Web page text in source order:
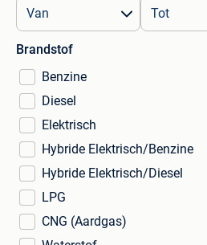
Brandstof
Benzine
Diesel
Elektrisch
Hybride Elektrisch/Benzine
Hybride Elektrisch/Diesel
LPG
CNG (Aardgas)